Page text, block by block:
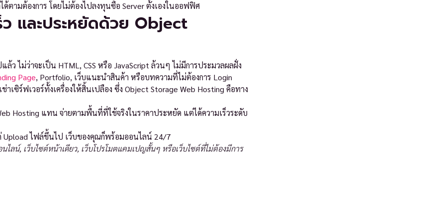
ตามต้องการ โดยไม่ต้องไปลงทุนซื้อ Server ตั้งเองในออฟฟิศ
และประหยัดด้วย Object
ว ไม่ว่าจะเป็น HTML, CSS หรือ JavaScript ล้วนๆ ไม่มีการประมวลผลฝั่ง
Page, Portfolio, เว็บแนะนำสินค้า หรือบทความที่ไม่ต้องการ Login
เซิร์ฟเวอร์ทั้งเครื่องให้สิ้นเปลือง ซึ่ง Object Storage Web Hosting คือทาง
Hosting แทน จ่ายตามพื้นที่ที่ใช้จริงในราคาประหยัด แต่ได้ความเร็วระดับ
Upload ไฟล์ขึ้นไป เว็บของคุณก็พร้อมออนไลน์ 24/7
ลน์, เว็บไซต์หน้าเดียว, เว็บโปรโมตแคมเปญสั้นๆ หรือเว็บไซต์ที่ไม่ต้องมีการ